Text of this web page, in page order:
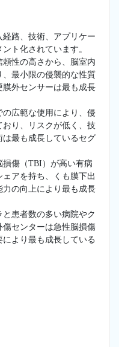
路、技術、アプリケー
ト化されています。
性の高さから、脳室内
最小限の侵襲的な性質
外センサーは最も成長
広範な使用により、侵
り、リスクが低く、技
最も成長しているセグ
傷（TBI）が高い有病
アを持ち、くも膜下出
力の向上により最も成長
患者数の多い病院やク
傷センターは急性脳損傷
より最も成長している